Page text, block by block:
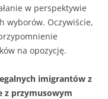
w perspektywie
wyborów. Oczywiście,
na opozycję.
imigrantów z
z przymusowym